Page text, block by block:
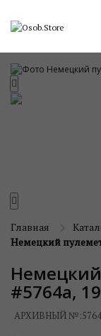
Главная
Немецкий пулемет
#5764a,
АРХИВНЫЙ №: